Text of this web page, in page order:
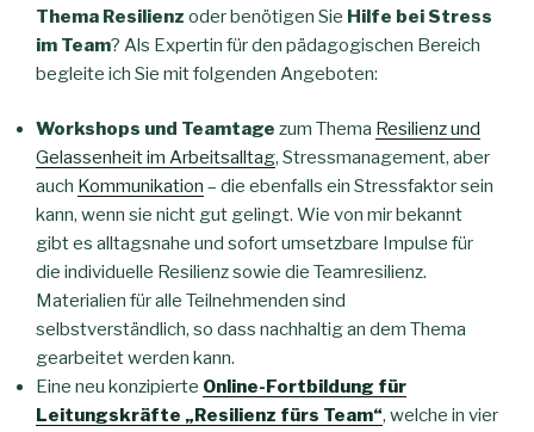
Thema Resilienz oder benötigen Sie Hilfe bei Stress
im Team? Als Expertin für den pädagogischen Bereich
begleite ich Sie mit folgenden Angeboten:
Workshops und Teamtage zum Thema Resilienz und
Gelassenheit im Arbeitsalltag, Stressmanagement, aber
auch Kommunikation – die ebenfalls ein Stressfaktor sein
kann, wenn sie nicht gut gelingt. Wie von mir bekannt
gibt es alltagsnahe und sofort umsetzbare Impulse für
die individuelle Resilienz sowie die Teamresilienz.
Materialien für alle Teilnehmenden sind
selbstverständlich, so dass nachhaltig an dem Thema
gearbeitet werden kann.
Eine neu konzipierte Online-Fortbildung für
Leitungskräfte „Resilienz fürs Team“, welche in vier